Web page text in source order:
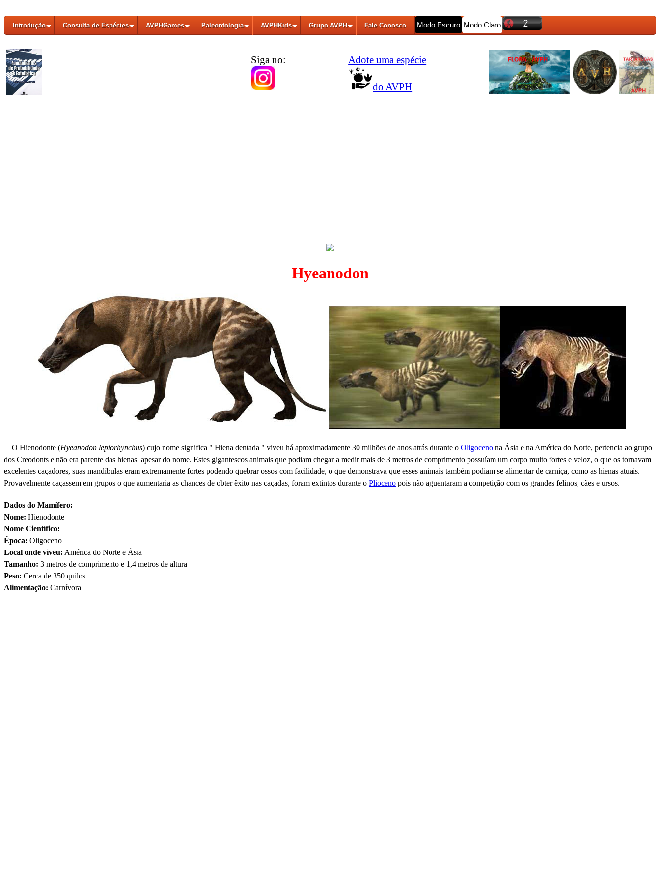
Introdução Consulta de Espécies AVPHGames Paleontologia AVPHKids Grupo AVPH Fale Conosco Modo Escuro Modo Claro
Siga no: Adote uma espécie
do AVPH
Hyeanodon
O Hienodonte (Hyeanodon leptorhynchus) cujo nome significa " Hiena dentada " viveu há aproximadamente 30 milhões de anos atrás durante o Oligoceno na Ásia e na América do Norte, pertencia ao grupo
dos Creodonts e não era parente das hienas, apesar do nome. Estes gigantescos animais que podiam chegar a medir mais de 3 metros de comprimento possuíam um corpo muito fortes e veloz, o que os tornavam
excelentes caçadores, suas mandíbulas eram extremamente fortes podendo quebrar ossos com facilidade, o que demonstrava que esses animais também podiam se alimentar de carniça, como as hienas atuais.
Provavelmente caçassem em grupos o que aumentaria as chances de obter êxito nas caçadas, foram extintos durante o Plioceno pois não aguentaram a competição com os grandes felinos, cães e ursos.
Dados do Mamífero:
Nome: Hienodonte
Nome Científico:
Época: Oligoceno
Local onde viveu: América do Norte e Ásia
Tamanho: 3 metros de comprimento e 1,4 metros de altura
Peso: Cerca de 350 quilos
Alimentação: Carnívora